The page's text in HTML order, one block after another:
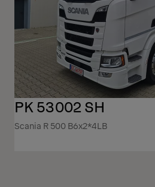
PK 53002 SH
Scania R 500 B6x2*4LB